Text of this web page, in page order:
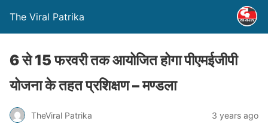
The Viral Patrika
6 से 15 फरवरी तक आयोजित होगा पीएमईजीपी
योजना के तहत प्रशिक्षण – मण्‍डला
TheViral Patrika 3 years ago